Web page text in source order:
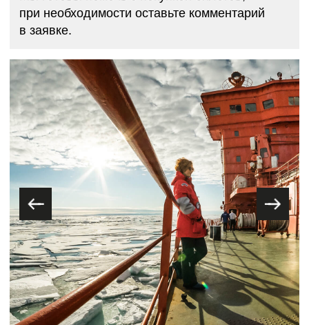
ДЕНЬ 1
МУРМАНСК
Маршрут круиза начинается в Мурманске.
Трансфер доставит вас в отель в центре города.
Ночь в отеле включена в стоимость.
Сегодня вы сможете самостоятельно
исследовать самый большой город мира
за Северным полярным кругом или при желании
заказать индивидуальную экскурсию (за доп.
плату).